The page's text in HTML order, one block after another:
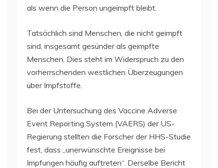
als wenn die Person ungeimpft bleibt.
Tatsächlich sind Menschen, die nicht geimpft
sind, insgesamt gesünder als geimpfte
Menschen. Dies steht im Widerspruch zu den
vorherrschenden westlichen Überzeugungen
über Impfstoffe.
Bei der Untersuchung des Vaccine Adverse
Event Reporting System (VAERS) der US-
Regierung stellten die Forscher der HHS-Studie
fest, dass „unerwünschte Ereignisse bei
Impfungen häufig auftreten“. Derselbe Bericht